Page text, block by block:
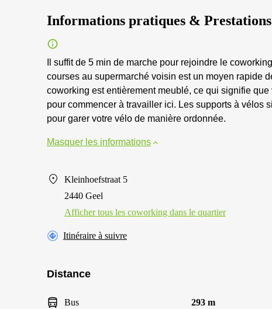
Informations pratiques & Prestations
Il suffit de 5 min de marche pour rejoindre le
courses au supermarché voisin est un moyen rapide
coworking est entièrement meublé, ce qui signifie
pour commencer à travailler ici. Les supports à vélos
pour garer votre vélo de manière ordonnée.
Masquer les informations
Kleinhoefstraat 5
2440 Geel
Afficher tous les сoworking dans le quartier
Itinéraire à suivre
Distance
Bus 293 m